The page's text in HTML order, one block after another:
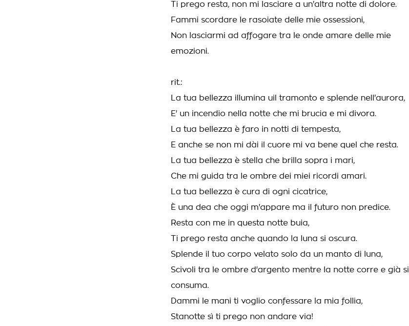
Ti prego resta, non mi lasciare a un'altra notte di dolore.
Fammi scordare le rasoiate delle mie ossessioni,
Non lasciarmi ad affogare tra le onde amare delle mie
emozioni.
rit.:
La tua bellezza illumina uil tramonto e splende nell'aurora,
E' un incendio nella notte che mi brucia e mi divora.
La tua bellezza è faro in notti di tempesta,
E anche se non mi dài il cuore mi va bene quel che resta.
La tua bellezza è stella che brilla sopra i mari,
Che mi guida tra le ombre dei miei ricordi amari.
La tua bellezza è cura di ogni cicatrice,
È una dea che oggi m'appare ma il futuro non predice.
Resta con me in questa notte buia,
Ti prego resta anche quando la luna si oscura.
Splende il tuo corpo velato solo da un manto di luna,
Scivoli tra le ombre d'argento mentre la notte corre e già si
consuma.
Dammi le mani ti voglio confessare la mia follia,
Stanotte sì ti prego non andare via!